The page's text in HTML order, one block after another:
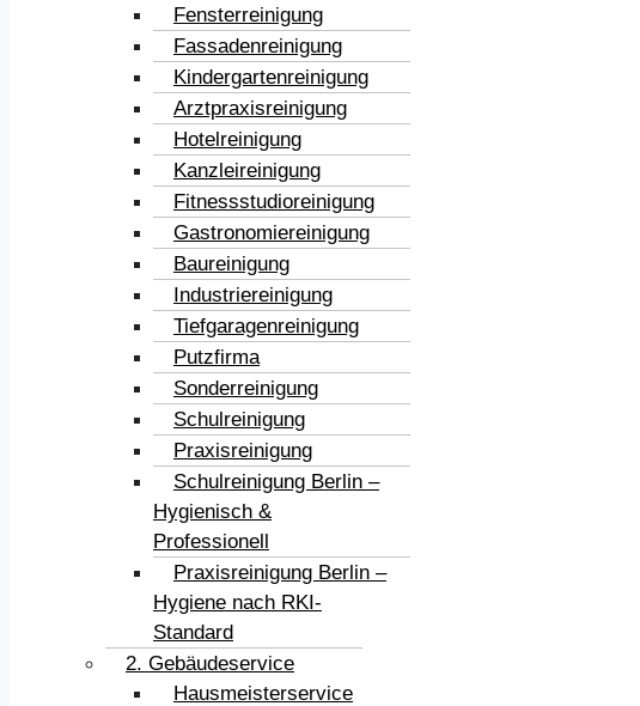
Fensterreinigung
Fassadenreinigung
Kindergartenreinigung
Arztpraxisreinigung
Hotelreinigung
Kanzleireinigung
Fitnessstudioreinigung
Gastronomiereinigung
Baureinigung
Industriereinigung
Tiefgaragenreinigung
Putzfirma
Sonderreinigung
Schulreinigung
Praxisreinigung
Schulreinigung Berlin –
Hygienisch &
Professionell
Praxisreinigung Berlin –
Hygiene nach RKI-
Standard
2. Gebäudeservice
Hausmeisterservice